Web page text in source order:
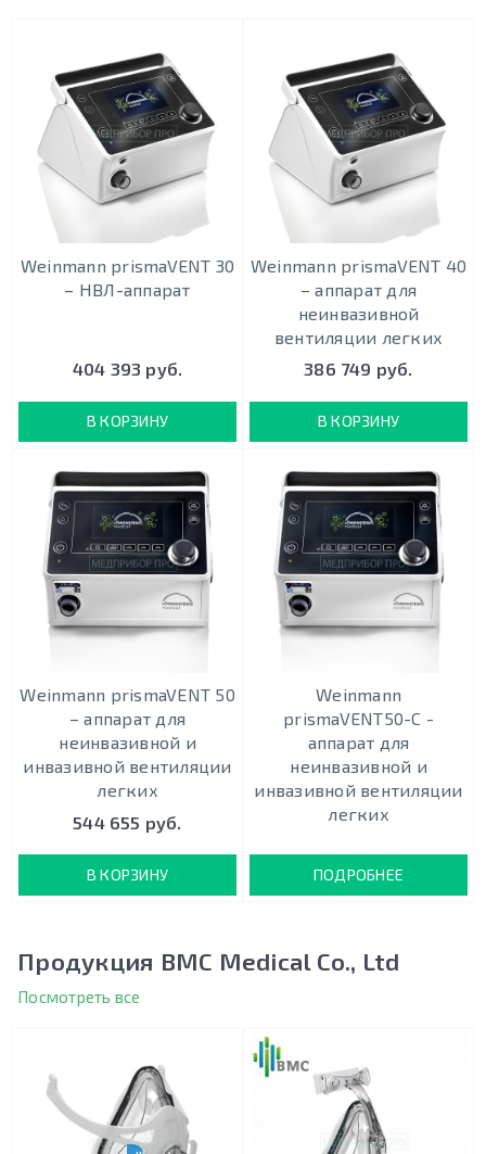
Weinmann prismaVENT 30
– НВЛ-аппарат
404 393 руб.
В КОРЗИНУ
Weinmann prismaVENT 40
– аппарат для
неинвазивной
вентиляции легких
386 749 руб.
В КОРЗИНУ
Weinmann prismaVENT 50
– аппарат для
неинвазивной и
инвазивной вентиляции
легких
544 655 руб.
В КОРЗИНУ
Weinmann
prismaVENT50-C -
аппарат для
неинвазивной и
инвазивной вентиляции
легких
ПОДРОБНЕЕ
Продукция BMC Medical Co., Ltd
Посмотреть все